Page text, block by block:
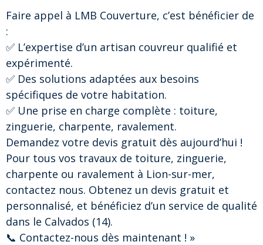
Faire appel à LMB Couverture, c’est bénéficier de
:
✅ L’expertise d’un artisan couvreur qualifié et
expérimenté.
✅ Des solutions adaptées aux besoins
spécifiques de votre habitation.
✅ Une prise en charge complète : toiture,
zinguerie, charpente, ravalement.
Demandez votre devis gratuit dès aujourd’hui !
Pour tous vos travaux de toiture, zinguerie,
charpente ou ravalement à Lion-sur-mer,
contactez nous. Obtenez un devis gratuit et
personnalisé, et bénéficiez d’un service de qualité
dans le Calvados (14).
📞 Contactez-nous dès maintenant ! »